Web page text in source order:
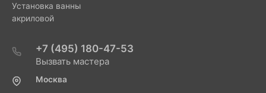
Установка ванны
акриловой
+7 (495) 180-47-53
Вызвать мастера
Москва